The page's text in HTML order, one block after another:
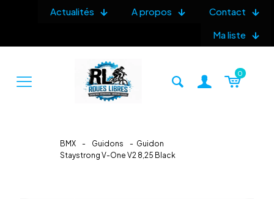
Actualités A propos
Contact
Ma liste
0
BMX - Guidons - Guidon
Staystrong V-One V2 8,25 Black